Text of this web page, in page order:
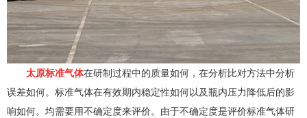
太原标准气体在研制过程中的质量如何，在分析比对方法中分析
误差如何。标准气体在有效期内稳定性如何以及瓶内压力降低后的影
响如何。均需要用不确定度来评价。由于不确定度是评价标准气体研